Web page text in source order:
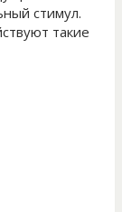
стимул.
такие